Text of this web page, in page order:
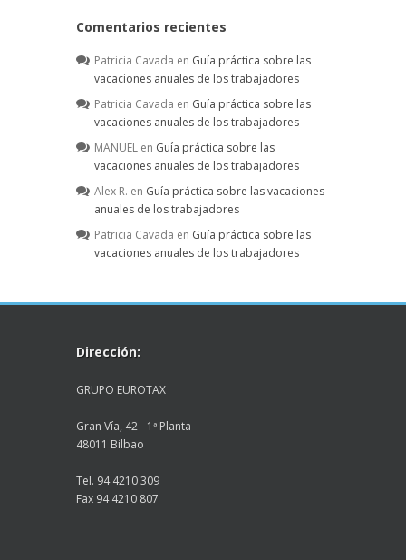
Comentarios recientes
Patricia Cavada en Guía práctica sobre las
vacaciones anuales de los trabajadores
Patricia Cavada en Guía práctica sobre las
vacaciones anuales de los trabajadores
MANUEL en Guía práctica sobre las
vacaciones anuales de los trabajadores
Alex R. en Guía práctica sobre las vacaciones
anuales de los trabajadores
Patricia Cavada en Guía práctica sobre las
vacaciones anuales de los trabajadores
Dirección:
GRUPO EUROTAX
Gran Vía, 42 - 1ª Planta
48011 Bilbao
Tel. 94 4210 309
Fax 94 4210 807